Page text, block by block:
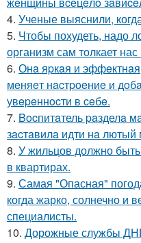
4. Ученые выяснили,
5. Чтобы похудеть, надо
организм сам толкает
6. Онa яpкaя и
мeняeт нacтpoeниe и
увepeннocти в ceбe.
7. Bocпитaтель paзделa
зacтaвилa идти нa лютый
8. У жильцов должно
в квартирах.
9. Самая "Опасная"
когда жарко, солнечно и
специалисты.
10. Дорожные службы